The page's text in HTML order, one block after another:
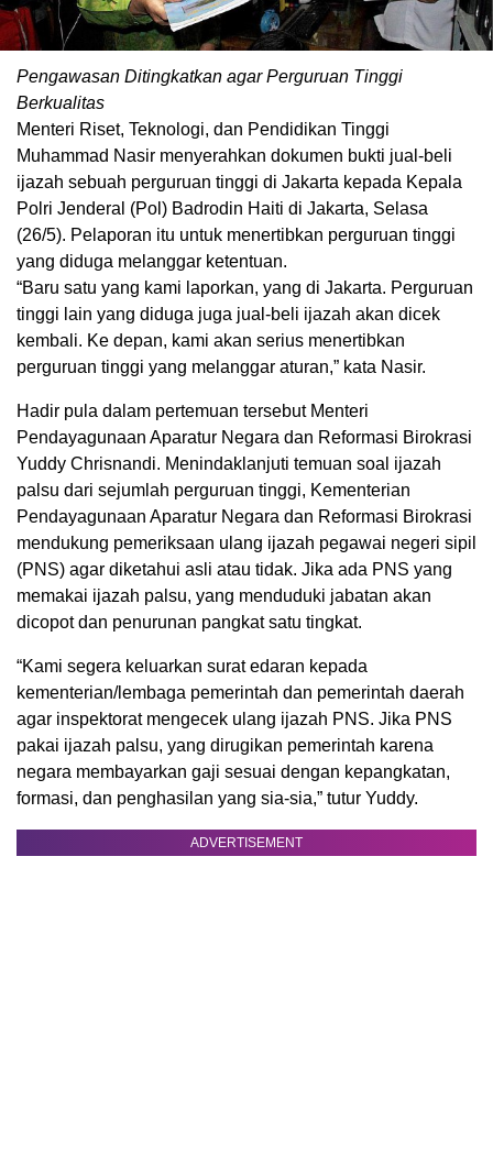
Pengawasan Ditingkatkan agar Perguruan Tinggi
Berkualitas
Menteri Riset, Teknologi, dan Pendidikan Tinggi
Muhammad Nasir menyerahkan dokumen bukti jual-beli
ijazah sebuah perguruan tinggi di Jakarta kepada Kepala
Polri Jenderal (Pol) Badrodin Haiti di Jakarta, Selasa
(26/5). Pelaporan itu untuk menertibkan perguruan tinggi
yang diduga melanggar ketentuan.
“Baru satu yang kami laporkan, yang di Jakarta. Perguruan
tinggi lain yang diduga juga jual-beli ijazah akan dicek
kembali. Ke depan, kami akan serius menertibkan
perguruan tinggi yang melanggar aturan,” kata Nasir.
Hadir pula dalam pertemuan tersebut Menteri
Pendayagunaan Aparatur Negara dan Reformasi Birokrasi
Yuddy Chrisnandi. Menindaklanjuti temuan soal ijazah
palsu dari sejumlah perguruan tinggi, Kementerian
Pendayagunaan Aparatur Negara dan Reformasi Birokrasi
mendukung pemeriksaan ulang ijazah pegawai negeri sipil
(PNS) agar diketahui asli atau tidak. Jika ada PNS yang
memakai ijazah palsu, yang menduduki jabatan akan
dicopot dan penurunan pangkat satu tingkat.
“Kami segera keluarkan surat edaran kepada
kementerian/lembaga pemerintah dan pemerintah daerah
agar inspektorat mengecek ulang ijazah PNS. Jika PNS
pakai ijazah palsu, yang dirugikan pemerintah karena
negara membayarkan gaji sesuai dengan kepangkatan,
formasi, dan penghasilan yang sia-sia,” tutur Yuddy.
ADVERTISEMENT